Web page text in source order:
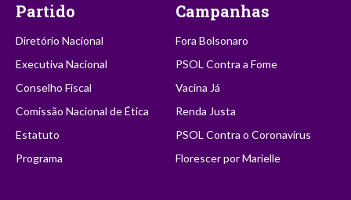
Partido
Diretório Nacional
Executiva Nacional
Conselho Fiscal
Comissão Nacional de Ética
Estatuto
Programa
Campanhas
Fora Bolsonaro
PSOL Contra a Fome
Vacina Já
Renda Justa
PSOL Contra o Coronavírus
Florescer por Marielle